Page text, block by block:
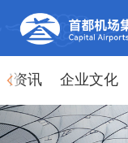
资讯 企业文化